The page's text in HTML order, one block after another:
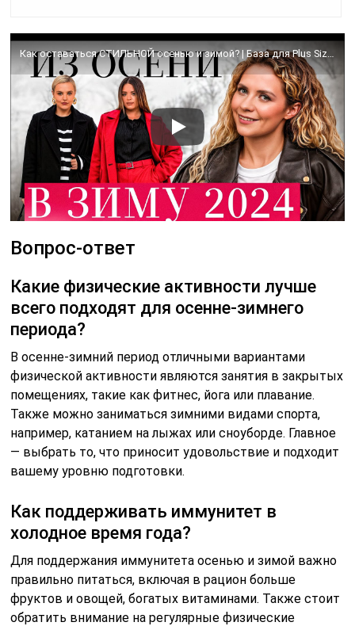
Вопрос-ответ
Какие физические активности лучше
всего подходят для осенне-зимнего
периода?
В осенне-зимний период отличными вариантами
физической активности являются занятия в закрытых
помещениях, такие как фитнес, йога или плавание.
Также можно заниматься зимними видами спорта,
например, катанием на лыжах или сноуборде. Главное
— выбрать то, что приносит удовольствие и подходит
вашему уровню подготовки.
Как поддерживать иммунитет в
холодное время года?
Для поддержания иммунитета осенью и зимой важно
правильно питаться, включая в рацион больше
фруктов и овощей, богатых витаминами. Также стоит
обратить внимание на регулярные физические